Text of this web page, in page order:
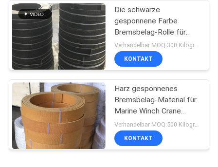
Die schwarze
gesponnene Farbe
Bremsbelag-Rolle für
Ankerwinde-Liegeplatz-
Handkurbel mit Messing
Verhandelbar MOQ:300 Kilogramm
KONTAKT
Harz gesponnenes
Bremsbelag-Material für
Marine Winch Crane
Hoist Tractor-Ölfeld
Verhandelbar MOQ:500 Kilogramm
KONTAKT